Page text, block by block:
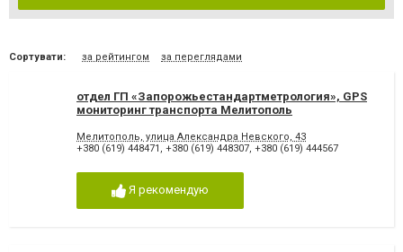
Сортувати: за рейтингом за переглядами
отдел ГП «Запорожьестандартметрология», GPS
мониторинг транспорта Мелитополь
Мелитополь, улица Александра Невского, 43
+380 (619) 448471 , +380 (619) 448307, +380 (619) 444567
Я рекомендую